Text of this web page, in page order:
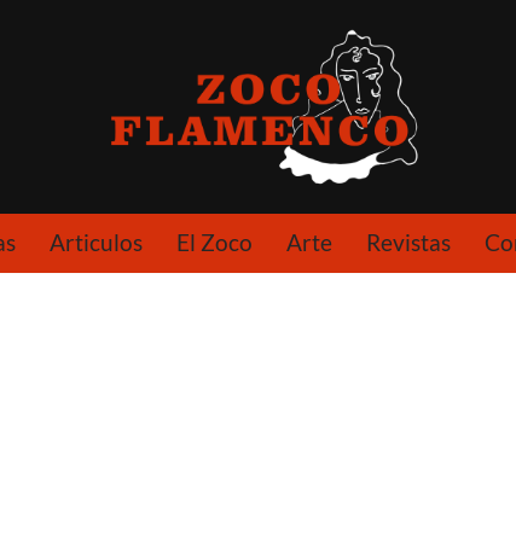
Articulos El Zoco Arte Revistas